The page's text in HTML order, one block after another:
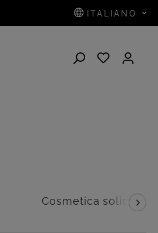
ITALIANO
Cosmetica solida